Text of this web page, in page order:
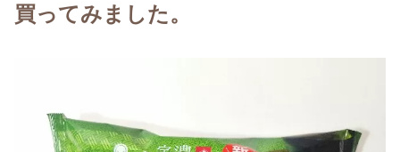
買ってみました。